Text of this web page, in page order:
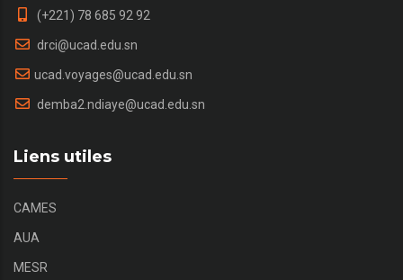
(+221) 78 685 92 92
drci@ucad.edu.sn
ucad.voyages@ucad.edu.sn
demba2.ndiaye@ucad.edu.sn
Liens utiles
CAMES
AUA
MESR